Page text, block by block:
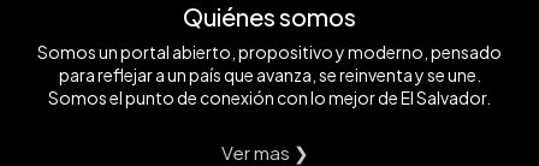
Quiénes somos
Somos un portal abierto, propositivo y moderno, pensado
para reflejar a un país que avanza, se reinventa y se une.
Somos el punto de conexión con lo mejor de El Salvador.
Ver mas ❯